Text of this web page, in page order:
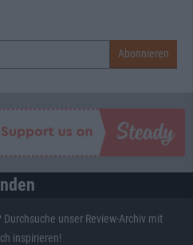
unser Review-Archiv mit
inspirieren!